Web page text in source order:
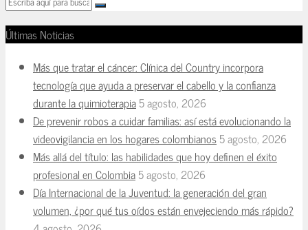
Últimas Noticias
Más que tratar el cáncer: Clínica del Country incorpora
tecnología que ayuda a preservar el cabello y la confianza
durante la quimioterapia5 agosto, 2026
De prevenir robos a cuidar familias: así está evolucionando la
videovigilancia en los hogares colombianos5 agosto, 2026
Más allá del título: las habilidades que hoy definen el éxito
profesional en Colombia5 agosto, 2026
Día Internacional de la Juventud: la generación del gran
volumen, ¿por qué tus oídos están envejeciendo más rápido?